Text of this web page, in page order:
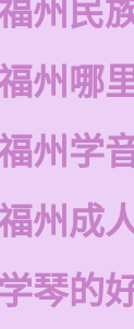
州民
州哪
州学
州成
学琴的